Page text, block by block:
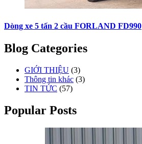
Dòng xe 5 tấn 2 cầu FORLAND FD990
Blog Categories
GIỚI THIỆU (3)
Thông tin khác (3)
TIN TỨC (57)
Popular Posts